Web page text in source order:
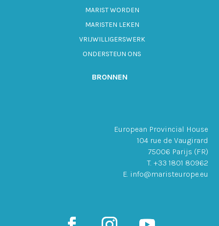
MARIST WORDEN
MARISTEN LEKEN
VRIJWILLIGERSWERK
ONDERSTEUN ONS
BRONNEN
European Provincial House
104 rue de Vaugirard
75006 Parijs (FR)
T. +33 1801 80962
E. info@maristeurope.eu